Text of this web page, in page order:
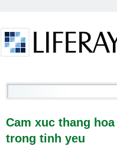
Cam xuc thang hoa la
Cam xuc thang
trong tinh yeu